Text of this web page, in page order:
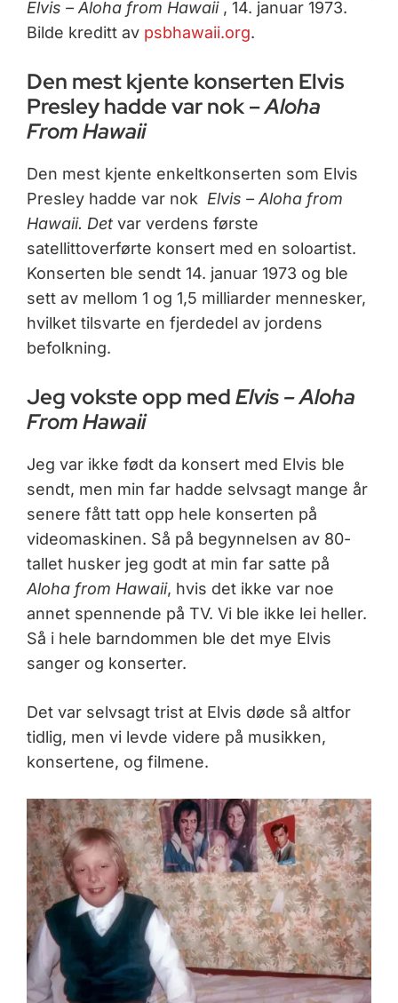
Elvis – Aloha from Hawaii , 14. januar 1973.
Bilde kreditt av psbhawaii.org.
Den mest kjente konserten Elvis
Presley hadde var nok –Aloha
From Hawaii
Den mest kjente enkeltkonserten som Elvis
Presley hadde var nok Elvis – Aloha from
Hawaii. Det var verdens første
satellittoverførte konsert med en soloartist.
Konserten ble sendt 14. januar 1973 og ble
sett av mellom 1 og 1,5 milliarder mennesker,
hvilket tilsvarte en fjerdedel av jordens
befolkning.
Jeg vokste opp medElvis – Aloha
From Hawaii
Jeg var ikke født da konsert med Elvis ble
sendt, men min far hadde selvsagt mange år
senere fått tatt opp hele konserten på
videomaskinen. Så på begynnelsen av 80-
tallet husker jeg godt at min far satte på
Aloha from Hawaii, hvis det ikke var noe
annet spennende på TV. Vi ble ikke lei heller.
Så i hele barndommen ble det mye Elvis
sanger og konserter.
Det var selvsagt trist at Elvis døde så altfor
tidlig, men vi levde videre på musikken,
konsertene, og filmene.